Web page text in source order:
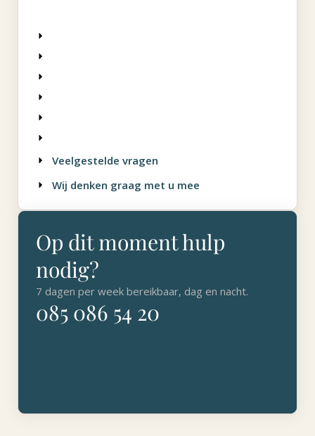
Veelgestelde vragen
Wij denken graag met u mee
Op dit moment hulp
nodig?
7 dagen per week bereikbaar, dag en nacht.
085 086 54 20